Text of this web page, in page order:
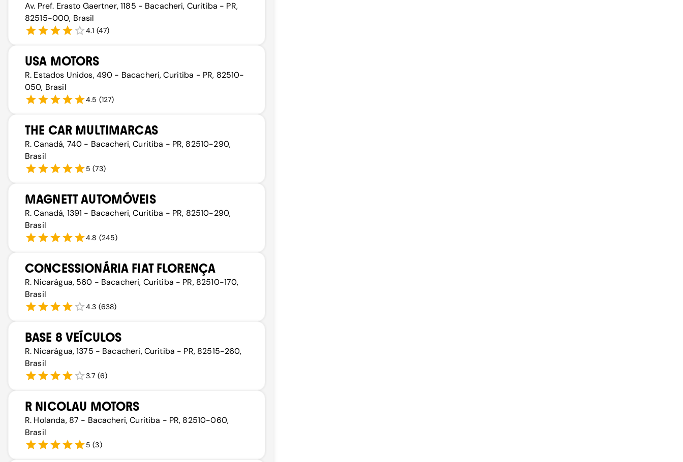
Av. Pref. Erasto Gaertner, 1185 - Bacacheri, Curitiba - PR,
82515-000, Brasil
4.1 (47)
USA MOTORS
R. Estados Unidos, 490 - Bacacheri, Curitiba - PR, 82510-
050, Brasil
4.5 (127)
THE CAR MULTIMARCAS
R. Canadá, 740 - Bacacheri, Curitiba - PR, 82510-290,
Brasil
5 (73)
MAGNETT AUTOMÓVEIS
R. Canadá, 1391 - Bacacheri, Curitiba - PR, 82510-290,
Brasil
4.8 (245)
CONCESSIONÁRIA FIAT FLORENÇA
R. Nicarágua, 560 - Bacacheri, Curitiba - PR, 82510-170,
Brasil
4.3 (638)
BASE 8 VEÍCULOS
R. Nicarágua, 1375 - Bacacheri, Curitiba - PR, 82515-260,
Brasil
3.7 (6)
R NICOLAU MOTORS
R. Holanda, 87 - Bacacheri, Curitiba - PR, 82510-060,
Brasil
5 (3)